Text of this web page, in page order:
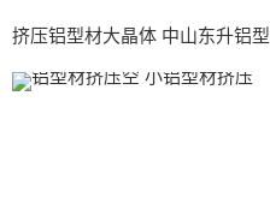
挤压铝型材大晶体 中山东升铝